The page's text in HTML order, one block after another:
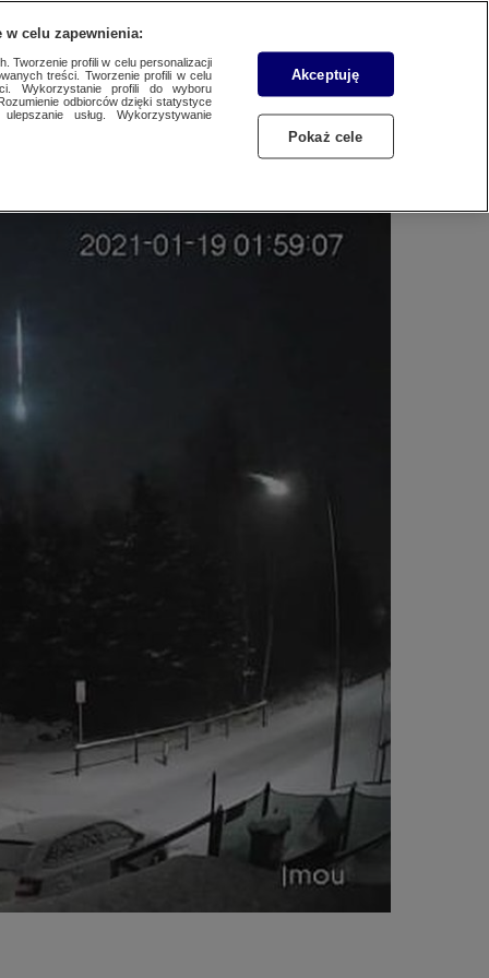
WYŚLIJ MATERIAŁ
w celu zapewnienia:
Tworzenie profili w celu personalizacji
treści. Tworzenie profili w celu
Wykorzystanie profili do wyboru
odbiorców dzięki statystyce
usług. Wykorzystywanie
Akceptuję
Pokaż cele